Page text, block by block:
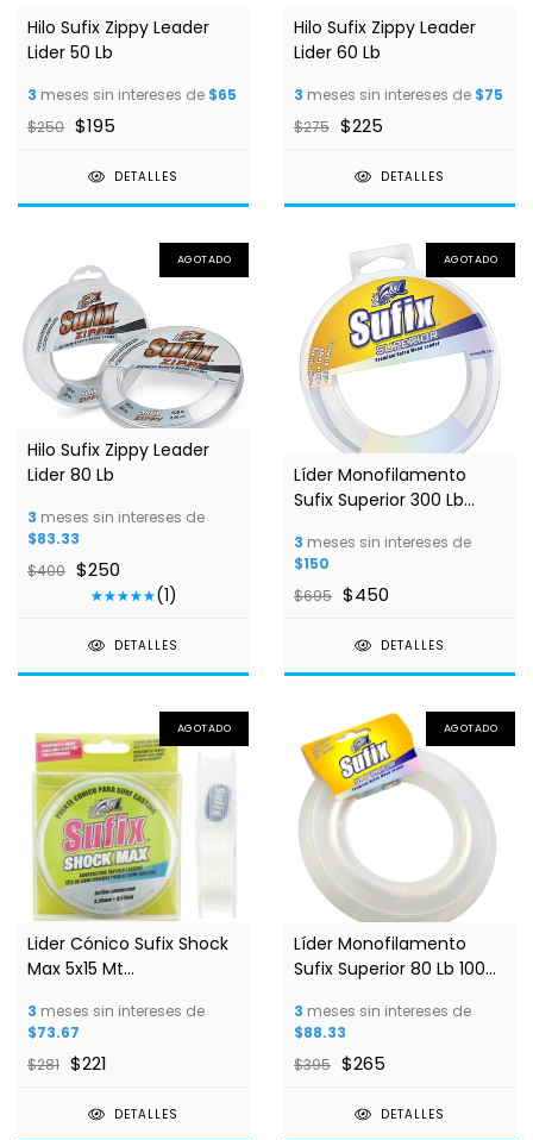
Hilo Sufix Zippy Leader
Lider 50 Lb
3 meses sin intereses de $65
$250 $195
DETALLES
Hilo Sufix Zippy Leader
Lider 60 Lb
3 meses sin intereses de $75
$275 $225
DETALLES
AGOTADO
Hilo Sufix Zippy Leader
Lider 80 Lb
3 meses sin intereses de
$83.33
$400 $250
(1)
DETALLES
AGOTADO
Líder Monofilamento
Sufix Superior 300 Lb
3 meses sin intereses de
$150
$695 $450
DETALLES
AGOTADO
Lider Cónico Sufix Shock
Max 5x15 Mt
3 meses sin intereses de
$73.67
$281 $221
DETALLES
AGOTADO
Líder Monofilamento
Sufix Superior 80 Lb 100m
3 meses sin intereses de
$88.33
$395 $265
DETALLES